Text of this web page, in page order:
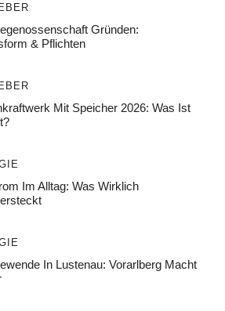
Gründen:
& Pflichten
Mit Speicher 2026: Was Ist
Im Alltag: Was Wirklich
In Lustenau: Vorarlberg Macht